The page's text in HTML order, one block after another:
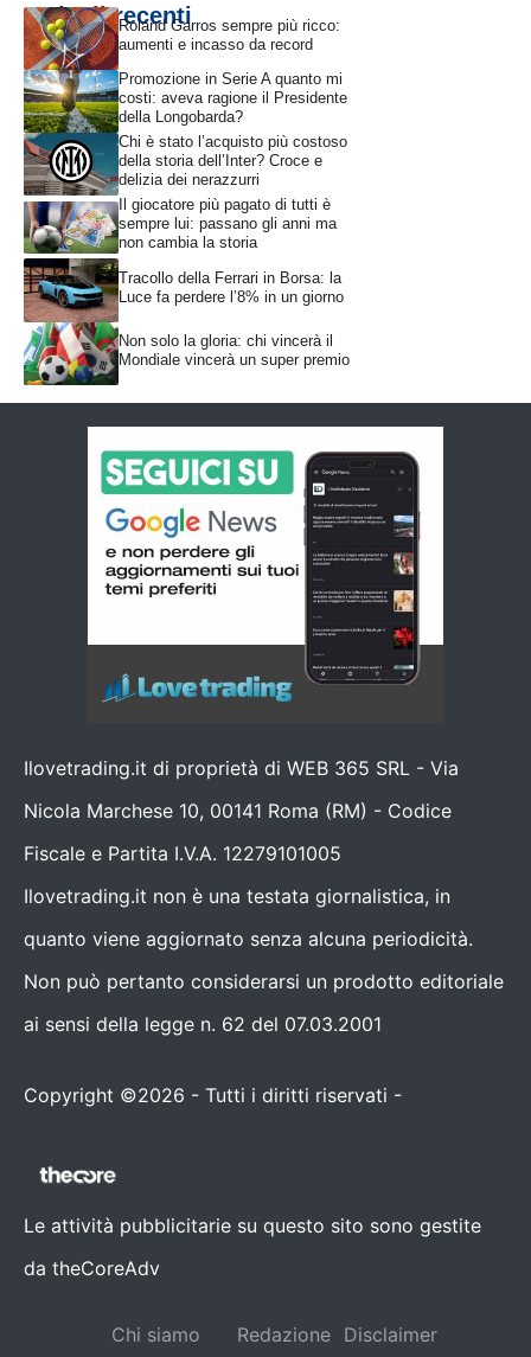
Articoli recentiRoland Garros sempre più ricco:
aumenti e incasso da record
Promozione in Serie A quanto mi
costi: aveva ragione il Presidente
della Longobarda?
Chi è stato l’acquisto più costoso
della storia dell’Inter? Croce e
delizia dei nerazzurri
Il giocatore più pagato di tutti è
sempre lui: passano gli anni ma
non cambia la storia
Tracollo della Ferrari in Borsa: la
Luce fa perdere l’8% in un giorno
Non solo la gloria: chi vincerà il
Mondiale vincerà un super premio
Ilovetrading.it di proprietà di WEB 365 SRL - Via
Nicola Marchese 10, 00141 Roma (RM) - Codice
Fiscale e Partita I.V.A. 12279101005
Ilovetrading.it non è una testata giornalistica, in
quanto viene aggiornato senza alcuna periodicità.
Non può pertanto considerarsi un prodotto editoriale
ai sensi della legge n. 62 del 07.03.2001
Copyright ©2026 - Tutti i diritti riservati -
Le attività pubblicitarie su questo sito sono gestite
da theCoreAdv
Chi siamo Redazione Disclaimer